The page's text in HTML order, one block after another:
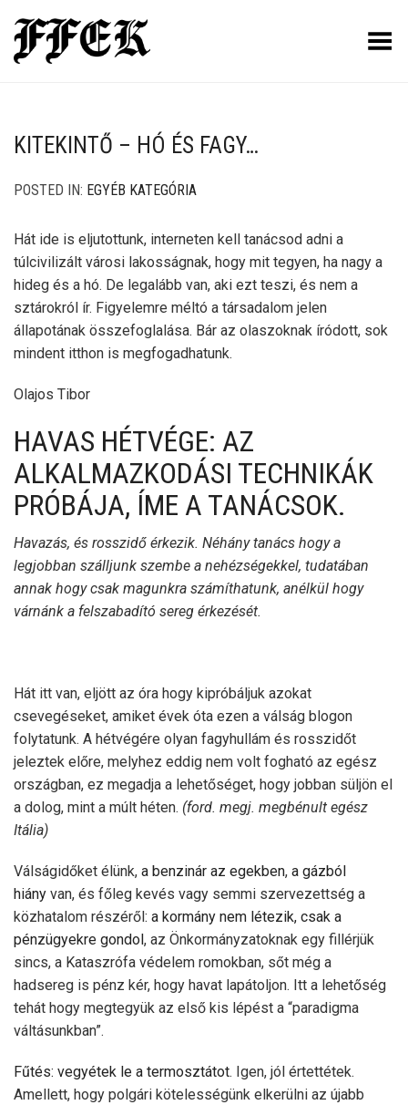
Toggle Menu
KITEKINTŐ – HÓ ÉS FAGY…
POSTED IN: EGYÉB KATEGÓRIA
Hát ide is eljutottunk, interneten kell tanácsod adni a
túlcivilizált városi lakosságnak, hogy mit tegyen, ha nagy a
hideg és a hó. De legalább van, aki ezt teszi, és nem a
sztárokról ír. Figyelemre méltó a társadalom jelen
állapotának összefoglalása. Bár az olaszoknak íródott, sok
mindent itthon is megfogadhatunk.
Olajos Tibor
HAVAS HÉTVÉGE: AZ
ALKALMAZKODÁSI TECHNIKÁK
PRÓBÁJA, ÍME A TANÁCSOK.
Havazás, és rosszidő érkezik. Néhány tanács hogy a
legjobban szálljunk szembe a nehézségekkel, tudatában
annak hogy csak magunkra számíthatunk, anélkül hogy
várnánk a felszabadító sereg érkezését.
Hát itt van, eljött az óra hogy kipróbáljuk azokat
csevegéseket, amiket évek óta ezen a válság blogon
folytatunk. A hétvégére olyan fagyhullám és rosszidőt
jeleztek előre, melyhez eddig nem volt fogható az egész
országban, ez megadja a lehetőséget, hogy jobban süljön el
a dolog, mint a múlt héten. (ford. megj. megbénult egész
Itália)
Válságidőket élünk, a benzinár az egekben, a gázból
hiány van, és főleg kevés vagy semmi szervezettség a
közhatalom részéről: a kormány nem létezik, csak a
pénzügyekre gondol, az Önkormányzatoknak egy fillérjük
sincs, a Kataszrófa védelem romokban, sőt még a
hadsereg is pénz kér, hogy havat lapátoljon. Itt a lehetőség
tehát hogy megtegyük az első kis lépést a “paradigma
váltásunkban”.
Fűtés: vegyétek le a termosztátot. Igen, jól értettétek.
Amellett, hogy polgári kötelességünk elkerülni az újabb